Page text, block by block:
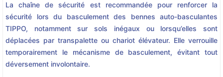
La chaîne de sécurité est recommandée pour renforcer la
sécurité lors du basculement des bennes auto-basculantes
TIPPO, notamment sur sols inégaux ou lorsqu’elles sont
déplacées par transpalette ou chariot élévateur. Elle verrouille
temporairement le mécanisme de basculement, évitant tout
déversement involontaire.